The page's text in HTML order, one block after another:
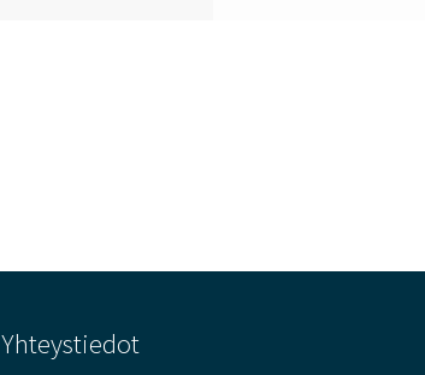
Yhteystiedot